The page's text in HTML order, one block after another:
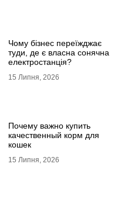
Чому бізнес переїжджає
туди, де є власна сонячна
електростанція?
15 Липня, 2026
Почему важно купить
качественный корм для
кошек
15 Липня, 2026